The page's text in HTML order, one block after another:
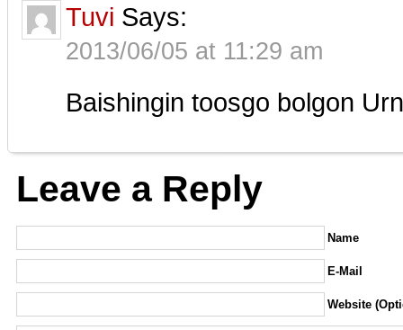
Tuvi Says:
2013/06/05 at 11:29 am
Baishingin toosgo bolgon
Leave a Reply
Name
E-Mail
Website